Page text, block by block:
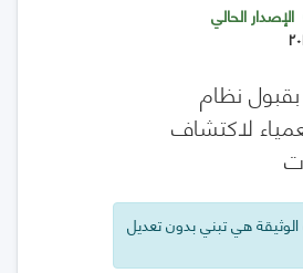
الإصدار الحالي
نظام
لاكتشاف
هي تبني بدون تعديل